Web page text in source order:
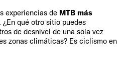
experiencias de MTB más
. ¿En qué otro sitio puedes
de desnivel de una sola vez
zonas climáticas? Es ciclismo en